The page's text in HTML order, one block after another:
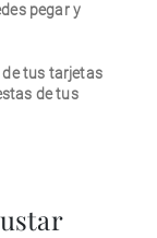
pegar y
tus tarjetas
de tus